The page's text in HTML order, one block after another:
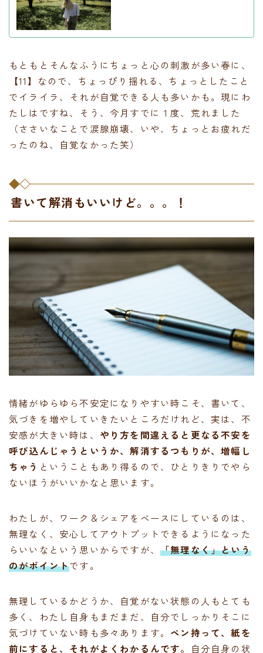
もともとそんなふうにちょっと心の刺激が多い春に、
【11】なので、ちょっぴり揺れる、ちょっとしたこと
でイライラ、それが自覚できる人も多いかも。現にわ
たしはですね、そう、今月すでに１度、荒れました
（ささいなことで涙腺崩壊、いや、ちょっとお疲れだ
ったのね、自覚なかった笑）
書いて解消もいいけど。。。！
情緒がゆらゆら不安定になりやすい時こそ、書いて、
気づきを増やしていきたいところだけれど、実は、不
安感が大きい時は、 やり方を間違えると更なる不安を
呼び込んじゃうというか、解消するつもりが、増幅し
ちゃう ということもあり得るので、ひとりきりでやら
ないほうがいいかなと思います。
わたしが、ワーク＆シェアをベースにしているのは、
無理なく、安心してアウトプットできるようになった
らいいなという思いからですが、 「無理なく」という
のがポイントです。
無理しているかどうか、自覚がない状態の人もとても
多く、わたし自身もまだまだ、自分でしっかりそこに
気づけていない時も多々あります。 ペン持って、紙を
前にすると、それがよくわかるんです。
自分自身の状